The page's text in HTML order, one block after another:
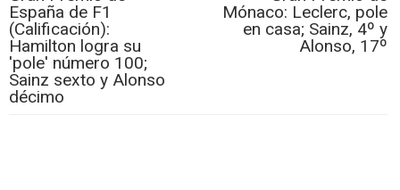
España de F1
(Calificación):
Hamilton logra su
'pole' número 100;
Sainz sexto y Alonso
décimo
Mónaco: Leclerc, pole
en casa; Sainz, 4º y
Alonso, 17º